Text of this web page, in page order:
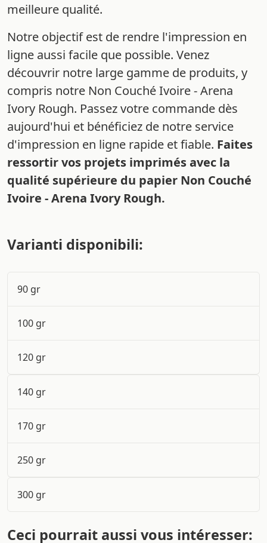
meilleure qualité.
Notre objectif est de rendre l'impression en
ligne aussi facile que possible. Venez
découvrir notre large gamme de produits, y
compris notre Non Couché Ivoire - Arena
Ivory Rough. Passez votre commande dès
aujourd'hui et bénéficiez de notre service
d'impression en ligne rapide et fiable. Faites
ressortir vos projets imprimés avec la
qualité supérieure du papier Non Couché
Ivoire - Arena Ivory Rough.
Varianti disponibili:
90 gr
100 gr
120 gr
140 gr
170 gr
250 gr
300 gr
Ceci pourrait aussi vous intéresser: